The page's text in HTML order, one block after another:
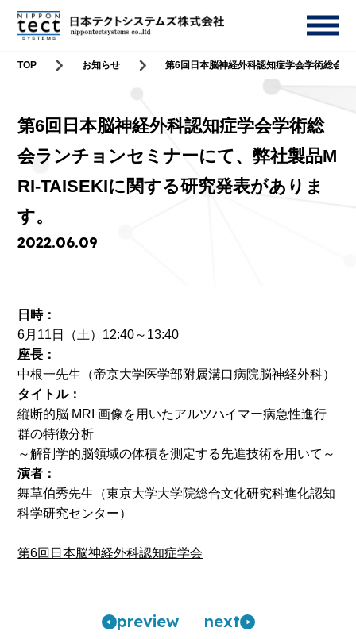
TOP お知らせ 第6回日本脳神経外科認知症学会学術総会
第6回日本脳神経外科認知症学会学術総
会ランチョンセミナーにて、弊社製品M
RI-TAISEKIに関する研究発表がありま
す。
2022.06.09
日時：
6月11日（土）12:40～13:40
座長：
中根一先生（帝京大学医学部附属溝口病院脳神経外科）
タイトル：
縦断的脳 MRI 画像を用いたアルツハイマー病急性進行
群の特徴分析
～解剖学的脳領域の体積を測定する先進技術を用いて～
演者：
舞草伯秀先生（東京大学大学院総合文化研究科進化認知
科学研究センター）
第6回日本脳神経外科認知症学会
preview next